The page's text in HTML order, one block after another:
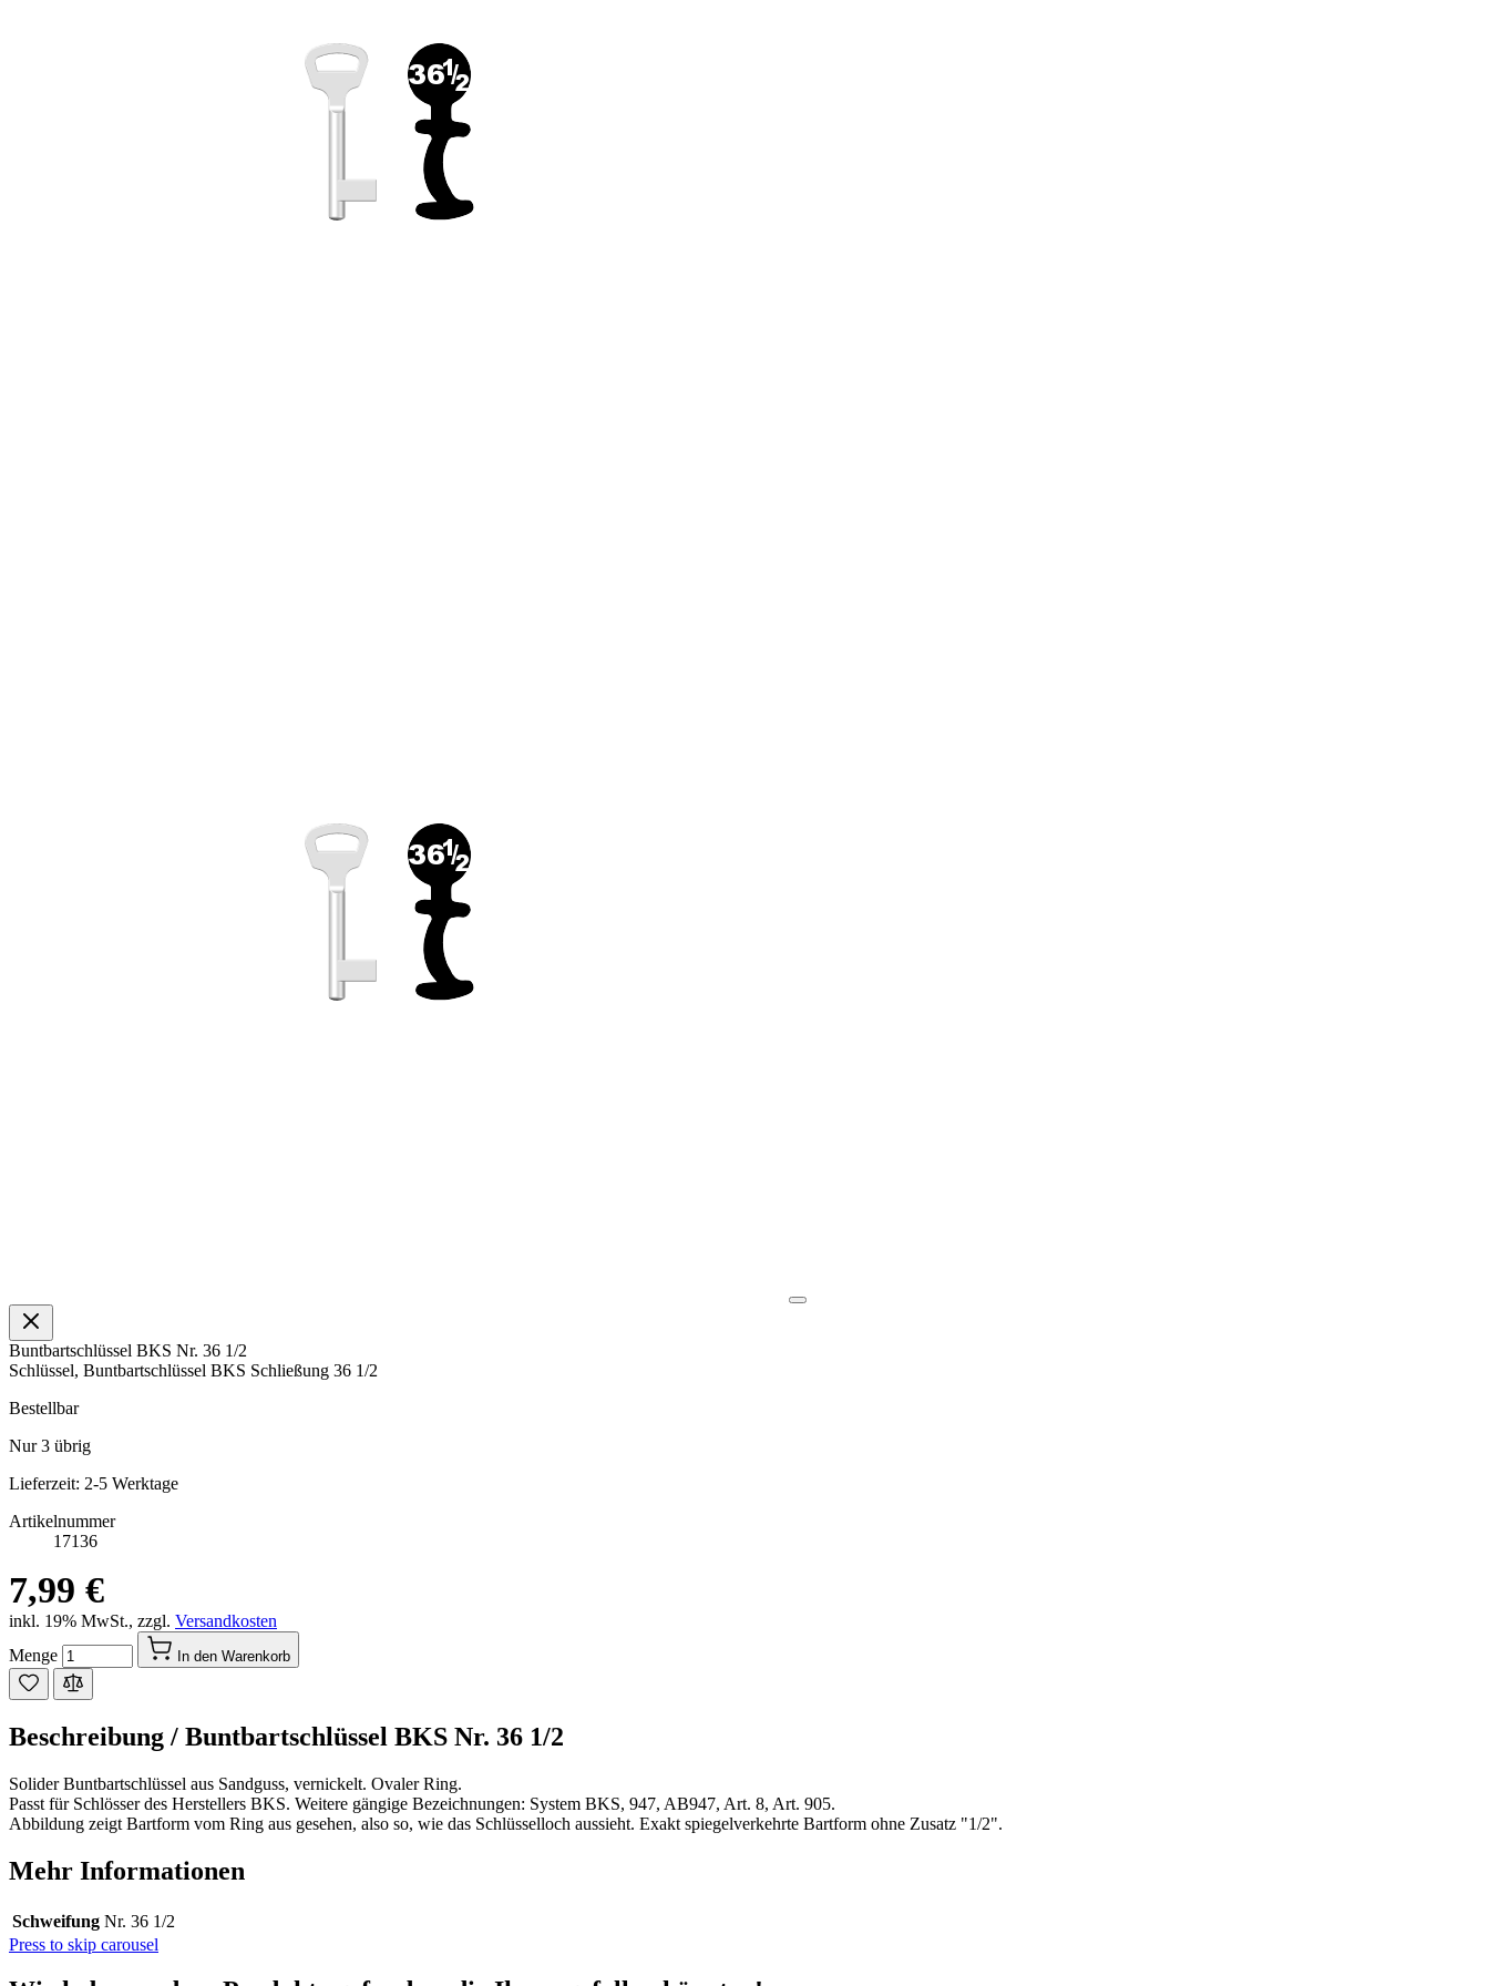
Buntbartschlüssel BKS Nr. 36 1/2
Schlüssel, Buntbartschlüssel BKS Schließung 36 1/2
Bestellbar
Nur3 übrig
Lieferzeit: 2-5 Werktage
Artikelnummer
17136
7,99 €
inkl. 19% MwSt., zzgl. Versandkosten
Menge
In den Warenkorb
Beschreibung / Buntbartschlüssel BKS Nr. 36 1/2
Solider Buntbartschlüssel aus Sandguss, vernickelt. Ovaler Ring.
Passt für Schlösser des Herstellers BKS. Weitere gängige Bezeichnungen: System BKS, 947, AB947, Art. 8, Art. 905.
Abbildung zeigt Bartform vom Ring aus gesehen, also so, wie das Schlüsselloch aussieht. Exakt spiegelverkehrte Bartform ohne Zusatz "1/2".
Mehr Informationen
Schweifung Nr. 36 1/2
Press to skip carousel